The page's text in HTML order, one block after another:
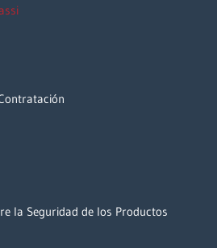
la Seguridad de los Productos